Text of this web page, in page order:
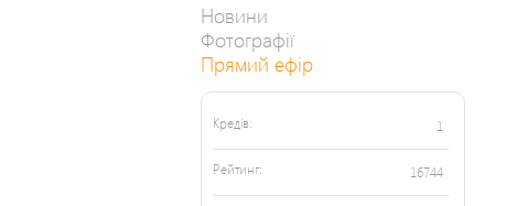
Новини
Фотографії
Прямий ефір
Кредів: 1
Рейтинг: 16744